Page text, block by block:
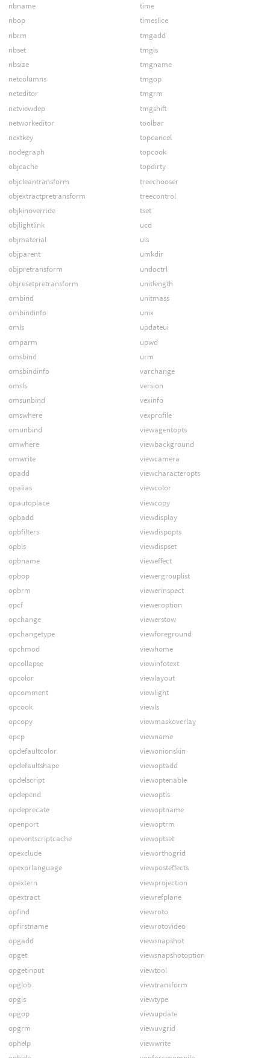
nbname
nbop
nbrm
nbset
nbsize
netcolumns
neteditor
netviewdep
networkeditor
nextkey
nodegraph
objcache
objcleantransform
objextractpretransform
objkinoverride
objlightlink
objmaterial
objparent
objpretransform
objresetpretransform
ombind
ombindinfo
omls
omparm
omsbind
omsbindinfo
omsls
omsunbind
omswhere
omunbind
omwhere
omwrite
opadd
opalias
opautoplace
opbadd
opbfilters
opbls
opbname
opbop
opbrm
opcf
opchange
opchangetype
opchmod
opcollapse
opcolor
opcomment
opcook
opcopy
opcp
opdefaultcolor
opdefaultshape
opdelscript
opdepend
opdeprecate
openport
opeventscriptcache
opexclude
opexprlanguage
opextern
opextract
opfind
opfirstname
opgadd
opget
opgetinput
opglob
opgls
opgop
opgrm
ophelp
time
timeslice
tmgadd
tmgls
tmgname
tmgop
tmgrm
tmgshift
toolbar
topcancel
topcook
topdirty
treechooser
treecontrol
tset
ucd
uls
umkdir
undoctrl
unitlength
unitmass
unix
updateui
upwd
urm
varchange
version
vexinfo
vexprofile
viewagentopts
viewbackground
viewcamera
viewcharacteropts
viewcolor
viewcopy
viewdisplay
viewdispopts
viewdispset
vieweffect
viewergrouplist
viewerinspect
vieweroption
viewerstow
viewforeground
viewhome
viewinfotext
viewlayout
viewlight
viewls
viewmaskoverlay
viewname
viewonionskin
viewoptadd
viewoptenable
viewoptls
viewoptname
viewoptrm
viewoptset
vieworthogrid
viewposteffects
viewprojection
viewrefplane
viewroto
viewrotovideo
viewsnapshot
viewsnapshotoption
viewtool
viewtransform
viewtype
viewupdate
viewuvgrid
viewwrite